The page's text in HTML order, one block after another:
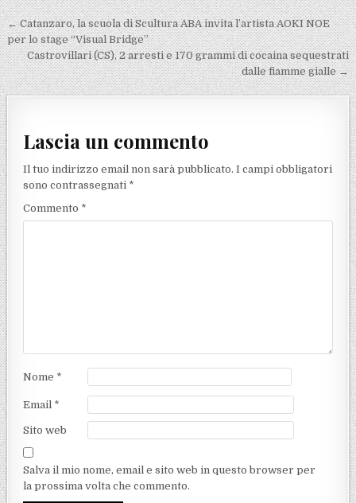
Navigazione articoli
← Catanzaro, la scuola di Scultura ABA invita l’artista AOKI NOE
per lo stage “Visual Bridge”
Castrovillari (CS), 2 arresti e 170 grammi di cocaina sequestrati
dalle fiamme gialle →
Lascia un commento
Il tuo indirizzo email non sarà pubblicato. I campi obbligatori
sono contrassegnati *
Commento *
Nome *
Email *
Sito web
Salva il mio nome, email e sito web in questo browser per
la prossima volta che commento.